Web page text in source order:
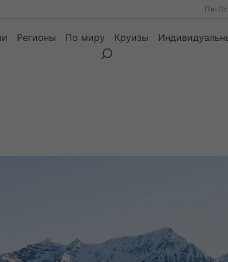
Пн-
Регионы По миру Круизы